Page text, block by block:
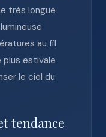
très longue
au fil
plus estivale
le ciel du
tendance